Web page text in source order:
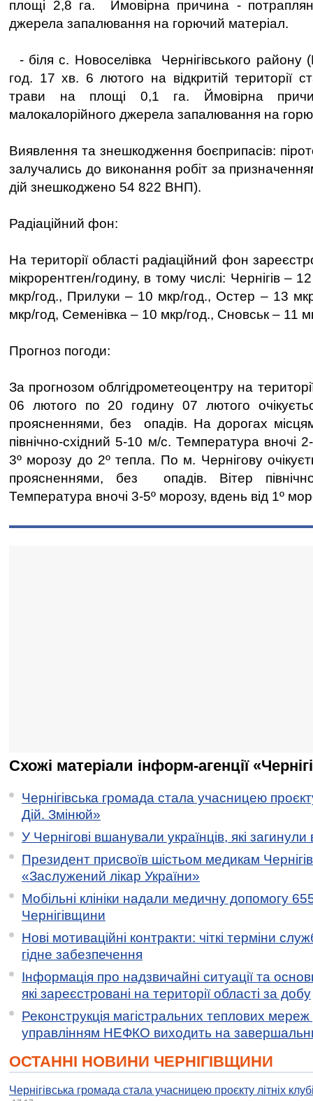
площі 2,8 га. Ймовірна причина -
джерела запалювання на горючий матеріал.
- біля с. Новоселівка Чернігівського району
год. 17 хв. 6 лютого на відкритій території
трави на площі 0,1 га. Ймовірна
малокалорійного джерела запалювання на
Виявлення та знешкодження боєприпасів:
залучались до виконання робіт за
дій знешкоджено 54 822 ВНП).
Радіаційний фон:
На території області радіаційний фон
мікрорентген/годину, в тому числі: Чернігів –
мкр/год., Прилуки – 10 мкр/год., Остер – 13
мкр/год, Семенівка – 10 мкр/год., Сновськ – 11
Прогноз погоди:
За прогнозом облгідрометеоцентру на
06 лютого по 20 годину 07 лютого
проясненнями, без опадів. На дорогах
північно-східний 5-10 м/с. Температура вночі
3º морозу до 2º тепла. По м. Чернігову
проясненнями, без опадів. Вітер
Температура вночі 3-5º морозу, вдень від 1º
Схожі матеріали інформ-агенції
Чернігівська громада стала учасницею
Дій. Змінюй»
У Чернігові вшанували українців, які загинули
Президент присвоїв шістьом медикам
«Заслужений лікар України»
Мобільні клініки надали медичну допомогу
Чернігівщини
Нові мотиваційні контракти: чіткі терміни
гідне забезпечення
Інформація про надзвичайні ситуації та
які зареєстровані на території області за добу
Реконструкція магістральних теплових мереж
управлінням НЕФКО виходить на
ОСТАННІ НОВИНИ ЧЕРНІГІВЩИНИ
Чернігівська громада стала учасницею проєкту літніх